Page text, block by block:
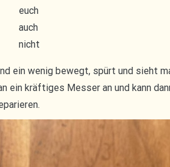
euch
auch
nicht
ein wenig bewegt, spürt und sieht
ein kräftiges Messer an und kann